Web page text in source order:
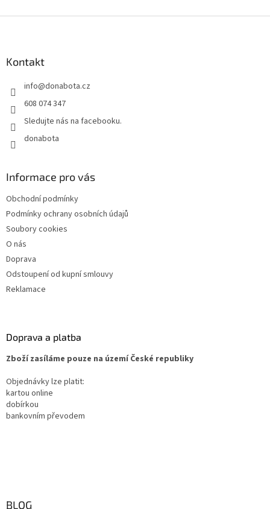
Kontakt
info@donabota.cz
608 074 347
Sledujte nás na facebooku.
donabota
Informace pro vás
Obchodní podmínky
Podmínky ochrany osobních údajů
Soubory cookies
O nás
Doprava
Odstoupení od kupní smlouvy
Reklamace
Doprava a platba
Zboží zasíláme pouze na území České republiky
Objednávky lze platit:
kartou online
dobírkou
bankovním převodem
BLOG